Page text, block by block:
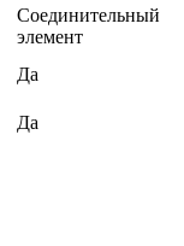
Соединительный
элемент
Да
Да